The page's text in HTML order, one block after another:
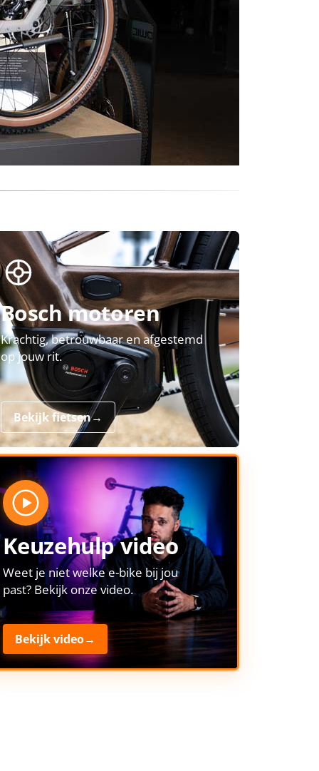
Bosch motoren
Krachtig, betrouwbaar en afgestemd
op jouw rit.
Bekijk fietsen→
Keuzehulp video
Weet je niet welke e-bike bij jou
past? Bekijk onze video.
Bekijk video→